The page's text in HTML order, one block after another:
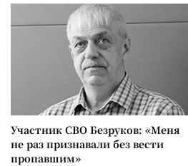
Участник СВО Безруков: «Меня
не раз признавали без вести
пропавшим»